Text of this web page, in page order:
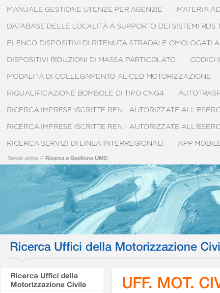
MANUALE GESTIONE UTENZE PER AGENZIE MATERIA
DATABASE DELLE LOCALITÀ A SUPPORTO DEI SISTEMI RDS
ELENCO DISPOSITIVI DI RITENUTA STRADALE OMOLOGATI
DISPOSITIVI RIDUZIONI DI MASSA PARTICOLATO CODICI
MODALITÀ DI COLLEGAMENTO AL CED MOTORIZZAZIONE
RIQUALIFICAZIONE BOMBOLE DI TIPO CNG4
RICERCA IMPRESE ISCRITTE REN - AUTORIZZATE
RICERCA IMPRESE ISCRITTE REN - AUTORIZZATE
RICERCA SERVIZI DI LINEA INTERREGIONALI APP
Servizi online // Ricerca e Gestione UMC
Ricerca Uffici della Motorizzazione
Ricerca Uffici della
Motorizzazione Civile
UFF. MOT.